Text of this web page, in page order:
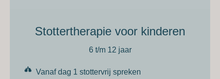
Stottertherapie voor kinderen
6 t/m 12 jaar
Vanaf dag 1 stottervrij spreken